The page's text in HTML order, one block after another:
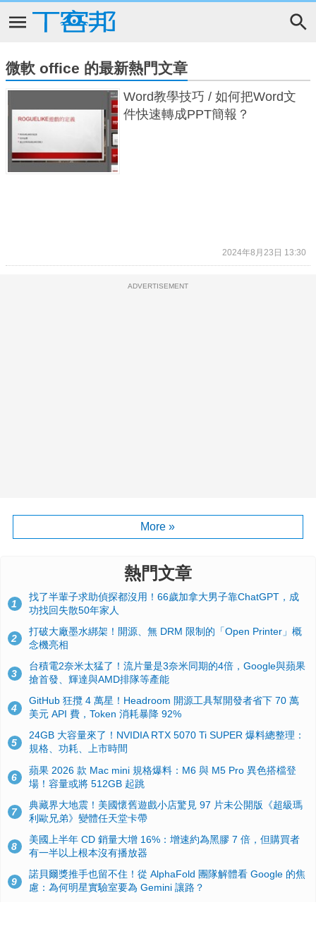
微軟 office 的最新熱門文章
Word教學技巧 / 如何把Word文
件快速轉成PPT簡報？
2024年8月23日 13:30
ADVERTISEMENT
More »
熱門文章
1
找了半輩子求助偵探都沒用！66歲加拿大男子靠ChatGPT，成
功找回失散50年家人
2
打破大廠墨水綁架！開源、無 DRM 限制的「Open Printer」概
念機亮相
3
台積電2奈米太猛了！流片量是3奈米同期的4倍，Google與蘋果
搶首發、輝達與AMD排隊等產能
4
GitHub 狂攬 4 萬星！Headroom 開源工具幫開發者省下 70 萬
美元 API 費，Token 消耗暴降 92%
5
24GB 大容量來了！NVIDIA RTX 5070 Ti SUPER 爆料總整理：
規格、功耗、上市時間
6
蘋果 2026 款 Mac mini 規格爆料：M6 與 M5 Pro 異色搭檔登
場！容量或將 512GB 起跳
7
典藏界大地震！美國懷舊遊戲小店驚見 97 片未公開版《超級瑪
利歐兄弟》變體任天堂卡帶
8
美國上半年 CD 銷量大增 16%：增速約為黑膠 7 倍，但購買者
有一半以上根本沒有播放器
9
諾貝爾獎推手也留不住！從 AlphaFold 團隊解體看 Google 的焦
慮：為何明星實驗室要為 Gemini 讓路？